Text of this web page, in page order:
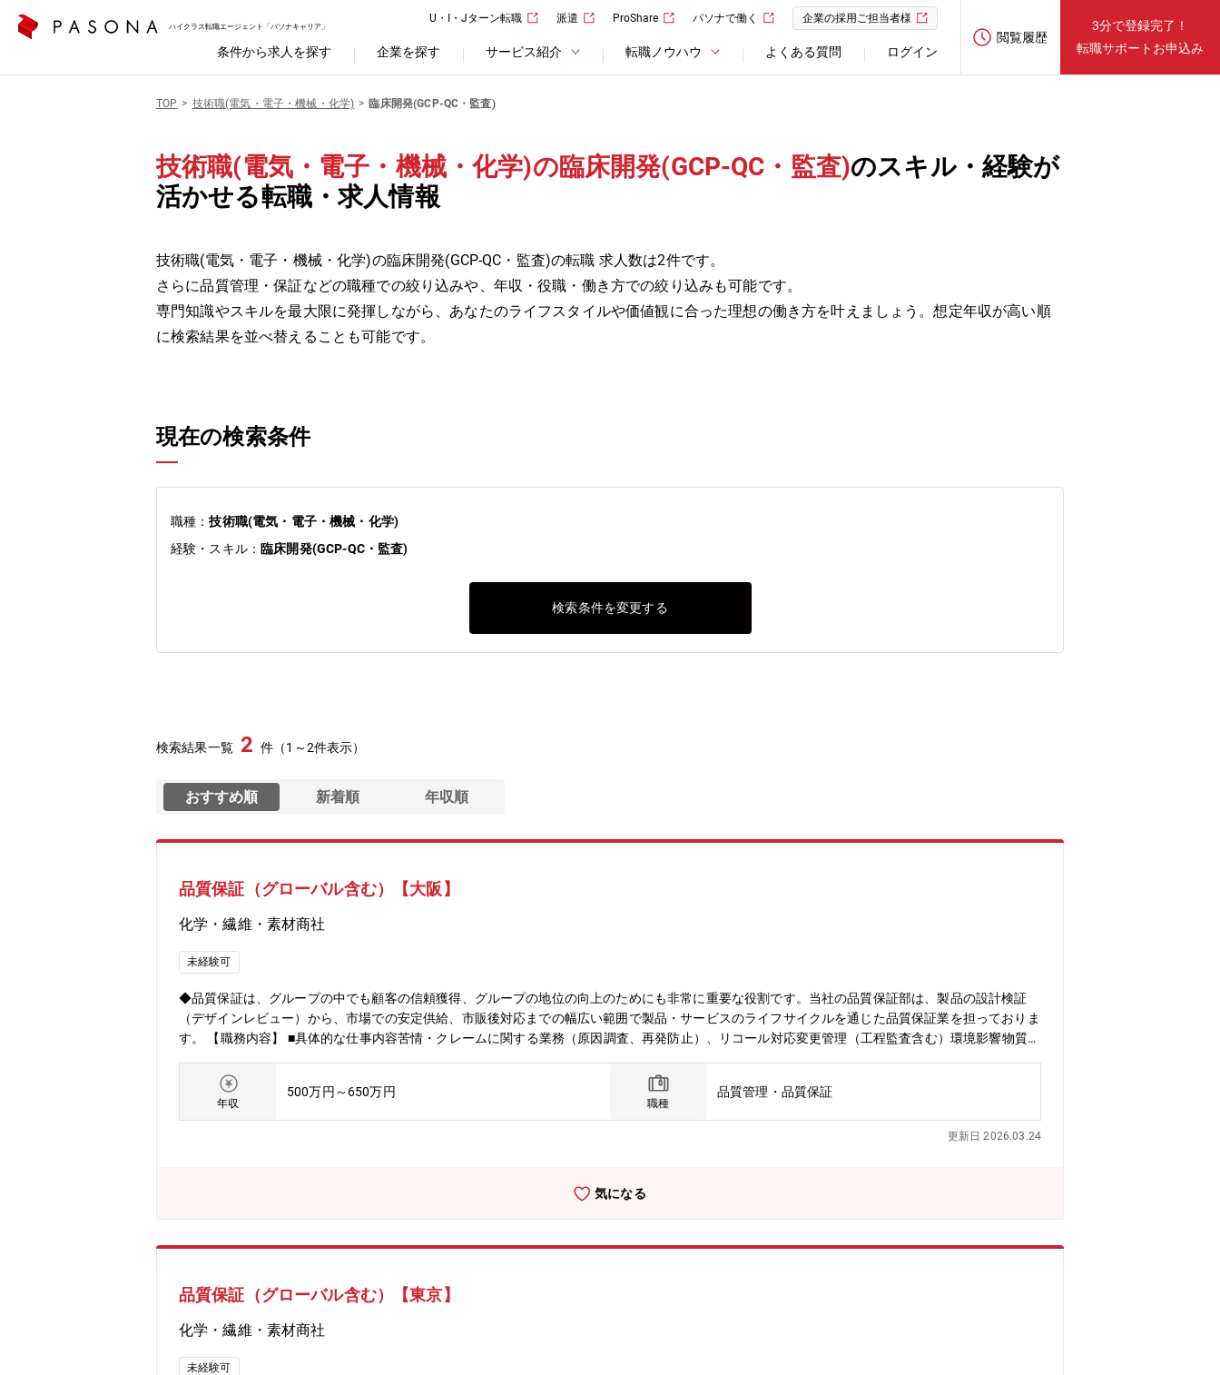
ハイクラス転職エージェント「パソナキャリア」
U・I・Jターン転職 派遣 ProShare パソナで働く 企業の採用ご担当者様
条件から求人を探す 企業を探す サービス紹介 転職ノウハウ よくある質問 ログイン
閲覧履歴
3分で登録完了！
転職サポートお申込み
TOP 技術職(電気・電子・機械・化学) 臨床開発(GCP-QC・監査)
技術職(電気・電子・機械・化学)の臨床開発(GCP-QC・監査)のスキル・経験が
活かせる転職・求人情報
技術職(電気・電子・機械・化学)の臨床開発(GCP-QC・監査)の転職 求人数は2件です。
さらに品質管理・保証などの職種での絞り込みや、年収・役職・働き方での絞り込みも可能です。
専門知識やスキルを最大限に発揮しながら、あなたのライフスタイルや価値観に合った理想の働き方を叶えましょう。想定年収が高い順
に検索結果を並べ替えることも可能です。
現在の検索条件
職種：技術職(電気・電子・機械・化学)
経験・スキル： 臨床開発(GCP-QC・監査)
検索条件を変更する
検索結果一覧 2 件（1～2件表示）
おすすめ順 新着順 年収順
品質保証（グローバル含む）【大阪】
化学・繊維・素材商社
未経験可
◆品質保証は、グループの中でも顧客の信頼獲得、グループの地位の向上のためにも非常に重要な役割です。当社の品質保証部は、製品の設計検証
（デザインレビュー）から、市場での安定供給、市販後対応までの幅広い範囲で製品・サービスのライフサイクルを通じた品質保証業を担っておりま
す。 【職務内容】 ■具体的な仕事内容苦情・クレームに関する業務（原因調査、再発防止）、リコール対応変更管理（工程監査含む）環境影響物質の
（定期）、仕入先監査 など■ 期待する役割関係する仕入先・取引先・営業担当とのコミュニケーションをとりながら、上記の業務のスぺシャリスト
としての活躍を期待しています。（業務ローテーションあり） 【組織構成】大阪・東京10名（40代2名、30代2名、20代2名）【募集背景】品質保証
部方針に基づく専門家育成へ向けたチーム体制の構築のため《求める人物像》・改善意識が高く、論理的志向ができる方・コンプライアンス感覚と不
測の事態における臨機応変さを持っておられる方・相手の立場に立って物事を考えることができる方・自ら積極的に活動することができる方【当社に
年収
500万円～650万円
職種
品質管理・品質保証
更新日 2026.03.24
気になる
品質保証（グローバル含む）【東京】
化学・繊維・素材商社
未経験可